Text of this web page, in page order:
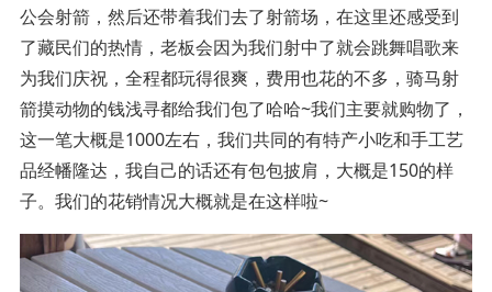
公会射箭，然后还带着我们去了射箭场，在这里还感受到
了藏民们的热情，老板会因为我们射中了就会跳舞唱歌来
为我们庆祝，全程都玩得很爽，费用也花的不多，骑马射
箭摸动物的钱浅寻都给我们包了哈哈~我们主要就购物了，
这一笔大概是1000左右，我们共同的有特产小吃和手工艺
品经幡隆达，我自己的话还有包包披肩，大概是150的样
子。我们的花销情况大概就是在这样啦~